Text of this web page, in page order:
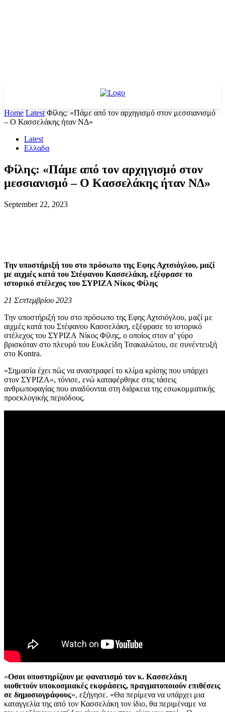
Home Latest Φίλης: «Πάμε από τον αρχηγισμό στον μεσσιανισμό
– Ο Κασσελάκης ήταν ΝΔ»
Latest
Ελλαδα
Φίλης: «Πάμε από τον αρχηγισμό στον
μεσσιανισμό – Ο Κασσελάκης ήταν ΝΔ»
September 22, 2023
Την υποστήριξή του στο πρόσωπο της Εφης Αχτσιόγλου, μαζί
με αιχμές κατά του Στέφανου Κασσελάκη, εξέφρασε το
ιστορικό στέλεχος του ΣΥΡΙΖΑ Νίκος Φίλης
21 Σεπτεμβρίου 2023
Την υποστήριξή του στο πρόσωπο της Εφης Αχτσιόγλου, μαζί με
αιχμές κατά του Στέφανου Κασσελάκη, εξέφρασε το ιστορικό
στέλεχος του ΣΥΡΙΖΑ Νίκος Φίλης, ο οποίος στον α’ γύρο
βρισκόταν στο πλευρό του Ευκλείδη Τσακαλώτου, σε συνέντευξή
στο Kontra.
«Σημασία έχει πώς να αναστραφεί το κλίμα κρίσης που υπάρχει
στον ΣΥΡΙΖΑ», τόνισε, ενώ καταφέρθηκε στις τάσεις
ανθρωποφαγίας που αναδύονται στη διάρκεια της εσωκομματικής
προεκλογικής περιόδους.
«Οσοι υποστηρίζουν με φανατισμό τον κ. Κασσελάκη
υιοθετούν υποκοσμιακές εκφράσεις, πραγματοποιούν επιθέσεις
σε δημοσιογράφους», εξήγησε. «Θα περίμενα να υπάρχει μια
καταγγελία της από τον Κασσελάκη τον ίδιο, θα περιμέναμε να